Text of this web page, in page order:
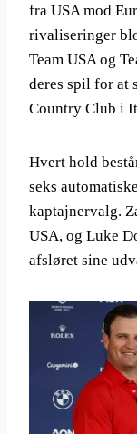
fra USA mod
rivaliseringer
Team USA og
deres spil for at
Country Club i
Hvert hold
seks
kaptajnervalg.
USA, og Luke
afsløret sine